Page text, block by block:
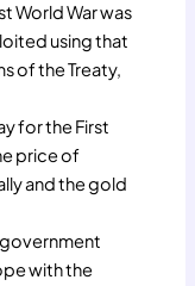
World War was
using that
of the Treaty,
for the First
price of
and the gold
government
with the